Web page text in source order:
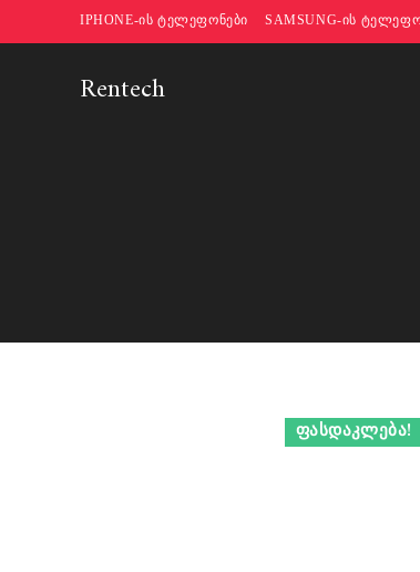
to
IPHONE-ᲘᲡ ᲢᲔᲚᲔᲤᲝᲜᲔᲑᲘ SAMSUNG-ᲘᲡ
Rentech
ᲤᲐᲡᲓᲐᲙᲚᲔᲑᲐ!